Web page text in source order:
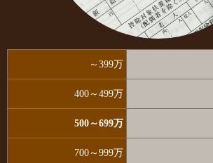
～399万
400～499万
500～699万
700～999万